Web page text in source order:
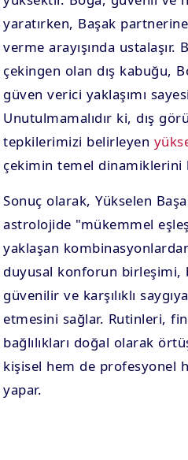
yaratırken, Başak
verme arayışında ustalaşır.
çekingen olan dış kabuğu,
güven verici yaklaşımı
Unutulmamalıdır ki, dış
tepkilerimizi belirleyen
çekimin temel dinamiklerini
Sonuç olarak, Yükselen
astrolojide "mükemmel
yaklaşan
duyusal konforun birleşimi,
güvenilir ve karşılıklı
etmesini sağlar. Rutinleri,
bağlılıkları doğal olarak
kişisel hem de profesyonel
yapar.